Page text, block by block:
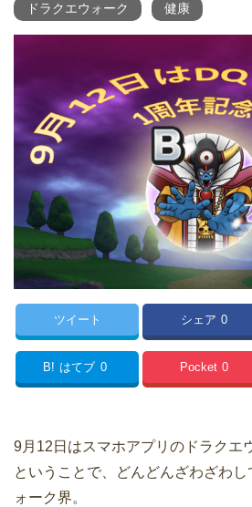
ドラクエウォーク 健康
ツイート シェア 0
B! はてブ 0 Pocket 0
9月12日はスマホアプリのドラクエ
ということで、どんどんざわざわ
ォーク界。